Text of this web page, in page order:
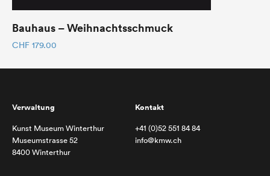
Bauhaus – Weihnachtsschmuck
CHF 179.00
Verwaltung
Kunst Museum Winterthur
Museumstrasse 52
8400 Winterthur
Kontakt
+41 (0)52 551 84 84
info@kmw.ch